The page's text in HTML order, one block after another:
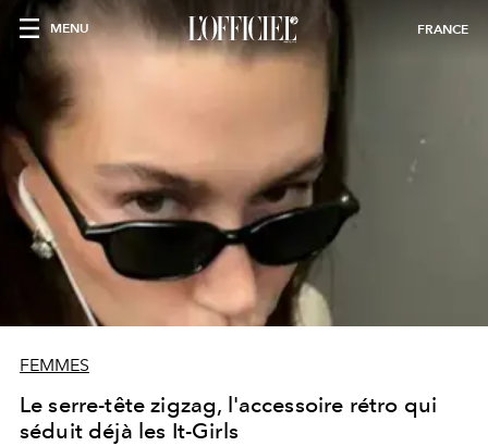
MENU FRANCE
FEMMES
Le serre-tête zigzag, l'accessoire rétro qui
séduit déjà les It-Girls